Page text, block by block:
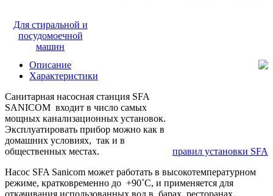
Для стиральной и
посудомоечной
машин
правил установки SFA
Описание
Характеристики
Санитарная насосная станция SFA
SANICOM входит в число самых
мощных канализационных установок.
Эксплуатировать прибор можно как в
домашних условиях, так и в
общественных местах.
Насос SFA Sanicom может работать в высокотемпературном
режиме, кратковременно до +90˚С, и применяется для
откачивания использованных вод в барах, ресторанах,